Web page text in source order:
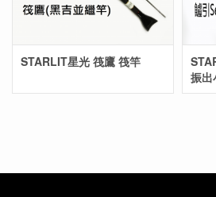
STARLIT星光 筏鷹 筏竿
振出